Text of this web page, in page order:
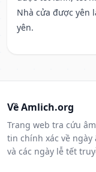
Nhà cửa được yên
yên.
Về Amlich.org
Trang web tra cứu
tin chính xác về ngày
và các ngày lễ tết